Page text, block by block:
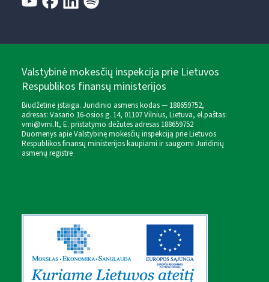
Valstybinė mokesčių inspekcija prie Lietuvos
Respublikos finansų ministerijos
Biudžetinė įstaiga. Juridinio asmens kodas — 188659752,
adresas: Vasario 16-osios g. 14, 01107 Vilnius, Lietuva, el.paštas:
vmi@vmi.lt, E. pristatymo dėžutės adresas 188659752
Duomenys apie Valstybinę mokesčių inspekciją prie Lietuvos
Respublikos finansų ministerijos kaupiami ir saugomi Juridinių
asmenų registre